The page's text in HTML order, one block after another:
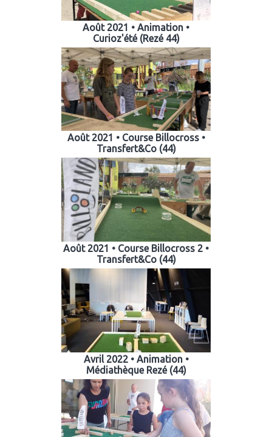
Août 2021 • Animation •
Curioz'été (Rezé 44)
Août 2021 • Course Billocross •
Transfert&Co (44)
Août 2021 • Course Billocross 2 •
Transfert&Co (44)
Avril 2022 • Animation •
Médiathèque Rezé (44)